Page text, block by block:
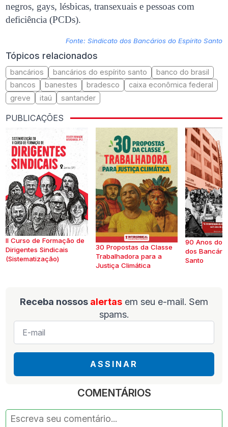
negros, gays, lésbicas, transexuais e pessoas com
deficiência (PCDs).
Fonte: Sindicato dos Bancários do Espírito Santo
Tópicos relacionados
bancários bancários do espírito santo
banco do brasil
bancos
banestes bradesco
caixa econômica federal
greve
itaú santander
PUBLICAÇÕES
II Curso de Formação de
Dirigentes Sindicais
(Sistematização)
30 Propostas da Classe
Trabalhadora para a
Justiça Climática
90 Anos do
dos
Santo
Receba nossos alertas em seu e-mail. Sem
spams.
E-
mail
ASSINAR
COMENTÁRIOS